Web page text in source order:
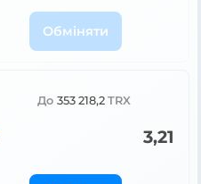
Обміняти
До 353 218,2 TRX
3,21